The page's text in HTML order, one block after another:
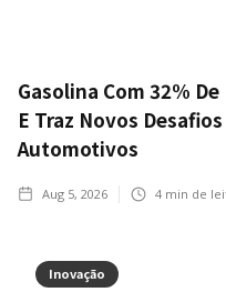
Gasolina Com 32%
E Traz Novos
Automotivos
Aug 5, 2026 4 min de
Inovação